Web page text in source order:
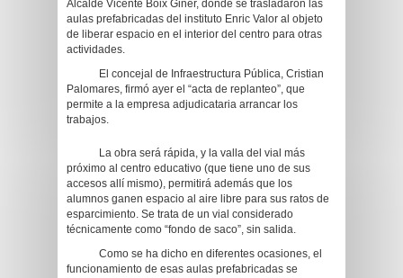
Alcalde Vicente Boix Giner, donde se trasladaron las
aulas prefabricadas del instituto Enric Valor al objeto
de liberar espacio en el interior del centro para otras
actividades.
El concejal de Infraestructura Pública, Cristian
Palomares, firmó ayer el “acta de replanteo”, que
permite a la empresa adjudicataria arrancar los
trabajos.
La obra será rápida, y la valla del vial más
próximo al centro educativo (que tiene uno de sus
accesos allí mismo), permitirá además que los
alumnos ganen espacio al aire libre para sus ratos de
esparcimiento. Se trata de un vial considerado
técnicamente como “fondo de saco”, sin salida.
Como se ha dicho en diferentes ocasiones, el
funcionamiento de esas aulas prefabricadas se